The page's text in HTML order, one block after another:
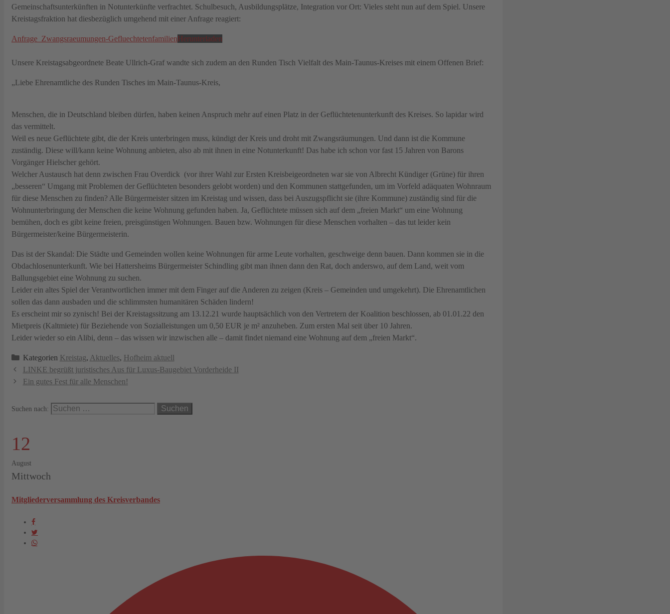
Gemeinschaftsunterkünften in Notunterkünfte verfrachtet. Schulbesuch, Ausbildungsplätze, Integration vor Ort: Vieles steht nun auf dem Spiel. Unsere
Kreistagsfraktion hat diesbezüglich umgehend mit einer Anfrage reagiert:
Anfrage_Zwangsraeumungen-GefluechtetenfamilienHerunterladen
Unsere Kreistagsabgeordnete Beate Ullrich-Graf wandte sich zudem an den Runden Tisch Vielfalt des Main-Taunus-Kreises mit einem Offenen Brief:
„Liebe Ehrenamtliche des Runden Tisches im Main-Taunus-Kreis,
Menschen, die in Deutschland bleiben dürfen, haben keinen Anspruch mehr auf einen Platz in der Geflüchtetenunterkunft des Kreises. So lapidar wird
das vermittelt.
Weil es neue Geflüchtete gibt, die der Kreis unterbringen muss, kündigt der Kreis und droht mit Zwangsräumungen. Und dann ist die Kommune
zuständig. Diese will/kann keine Wohnung anbieten, also ab mit ihnen in eine Notunterkunft! Das habe ich schon vor fast 15 Jahren von Barons
Vorgänger Hielscher gehört.
Welcher Austausch hat denn zwischen Frau Overdick (vor ihrer Wahl zur Ersten Kreisbeigeordneten war sie von Albrecht Kündiger (Grüne) für ihren
„besseren“ Umgang mit Problemen der Geflüchteten besonders gelobt worden) und den Kommunen stattgefunden, um im Vorfeld adäquaten Wohnraum
für diese Menschen zu finden? Alle Bürgermeister sitzen im Kreistag und wissen, dass bei Auszugspflicht sie (ihre Kommune) zuständig sind für die
Wohnunterbringung der Menschen die keine Wohnung gefunden haben. Ja, Geflüchtete müssen sich auf dem „freien Markt“ um eine Wohnung
bemühen, doch es gibt keine freien, preisgünstigen Wohnungen. Bauen bzw. Wohnungen für diese Menschen vorhalten – das tut leider kein
Bürgermeister/keine Bürgermeisterin.
Das ist der Skandal: Die Städte und Gemeinden wollen keine Wohnungen für arme Leute vorhalten, geschweige denn bauen. Dann kommen sie in die
Obdachlosenunterkunft. Wie bei Hattersheims Bürgermeister Schindling gibt man ihnen dann den Rat, doch anderswo, auf dem Land, weit vom
Ballungsgebiet eine Wohnung zu suchen.
Leider ein altes Spiel der Verantwortlichen immer mit dem Finger auf die Anderen zu zeigen (Kreis – Gemeinden und umgekehrt). Die Ehrenamtlichen
sollen das dann ausbaden und die schlimmsten humanitären Schäden lindern!
Es erscheint mir so zynisch! Bei der Kreistagssitzung am 13.12.21 wurde hauptsächlich von den Vertretern der Koalition beschlossen, ab 01.01.22 den
Mietpreis (Kaltmiete) für Beziehende von Sozialleistungen um 0,50 EUR je m² anzuheben. Zum ersten Mal seit über 10 Jahren.
Leider wieder so ein Alibi, denn – das wissen wir inzwischen alle – damit findet niemand eine Wohnung auf dem „freien Markt“.
Kategorien Kreistag, Aktuelles, Hofheim aktuell
LINKE begrüßt juristisches Aus für Luxus-Baugebiet Vorderheide II
Ein gutes Fest für alle Menschen!
Suchen nach:
12
August
Mittwoch
Mitgliederversammlung des Kreisverbandes